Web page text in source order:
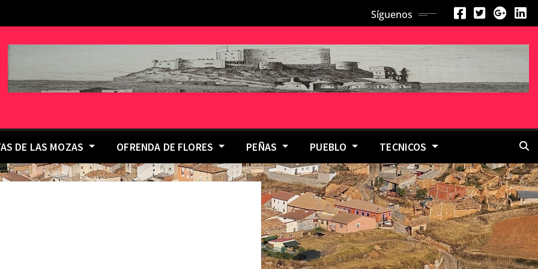
Síguenos
DE LAS MOZAS OFRENDA DE FLORES PEÑAS PUEBLO TECNICOS